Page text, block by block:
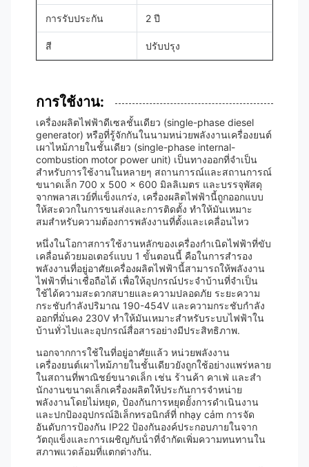
การรับประกัน 2 ปี
สี ปรับปรุง
การใช้งาน:
เครื่องผลิตไฟฟ้าดีเซลชั้นเดียว (single-phase diesel
generator) หรือที่รู้จักกันในนามหน่วยพลังงานเครื่องยนต์
เผาไหม้ภายในชั้นเดียว (single-phase internal-
combustion motor power unit) เป็นทางออกที่จําเป็น
สําหรับการใช้งานในหลายๆ สถานการณ์และสถานการณ์
ขนาดเล็ก 700 x 500 x 600 มิลลิเมตร และบรรจุพัสดุ
จากพลาสเวย์ที่แข็งแกร่ง, เครื่องผลิตไฟฟ้านี้ถูกออกแบบ
ให้สะดวกในการขนส่งและการติดตั้ง ทําให้มันเหมาะ
สมสําหรับความต้องการพลังงานที่ตั้งและเคลื่อนไหว
หนึ่งในโอกาสการใช้งานหลักของเครื่องกําเนิดไฟฟ้าที่ขับ
เคลื่อนด้วยมอเตอร์แบบ 1 ขั้นตอนนี้ คือในการสํารอง
พลังงานที่อยู่อาศัยเครื่องผลิตไฟฟ้านี้สามารถให้พลังงาน
ไฟฟ้าที่น่าเชื่อถือได้ เพื่อให้อุปกรณ์ประจําบ้านที่จําเป็น
ใช้ได้ความสะดวกสบายและความปลอดภัย ระยะความ
กระชับกําลังปริมาณ 190-454V และความกระชับกําลัง
ออกที่มั่นคง 230V ทําให้มันเหมาะสําหรับระบบไฟฟ้าใน
บ้านทั่วไปและอุปกรณ์สื่อสารอย่างมีประสิทธิภาพ.
นอกจากการใช้ในที่อยู่อาศัยแล้ว หน่วยพลังงาน
เครื่องยนต์เผาไหม้ภายในชั้นเดียวยังถูกใช้อย่างแพร่หลาย
ในสถานที่พาณิชย์ขนาดเล็ก เช่น ร้านค้า คาเฟ่ และสํา
นักงานขนาดเล็กเครื่องผลิตให้ประกันการจําหน่าย
พลังงานโดยไม่หยุด, ป้องกันการหยุดยั้งการดําเนินงาน
และปกป้องอุปกรณ์อิเล็กทรอนิกส์ที่ nhạy cảm การจัด
อันดับการป้องกัน IP22 ป้องกันองค์ประกอบภายในจาก
วัตถุแข็งและการเผชิญกับน้ําที่จํากัดเพิ่มความทนทานใน
สภาพแวดล้อมที่แตกต่างกัน.